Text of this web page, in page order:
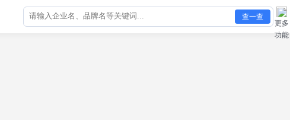
查一查
更多
功能